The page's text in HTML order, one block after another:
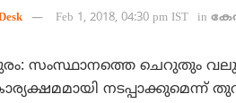
Feb 1, 2018, 04:30 pm IST in
സംസ്ഥാനത്തെ ചെറുതും
നടപ്പാക്കുമെന്ന്